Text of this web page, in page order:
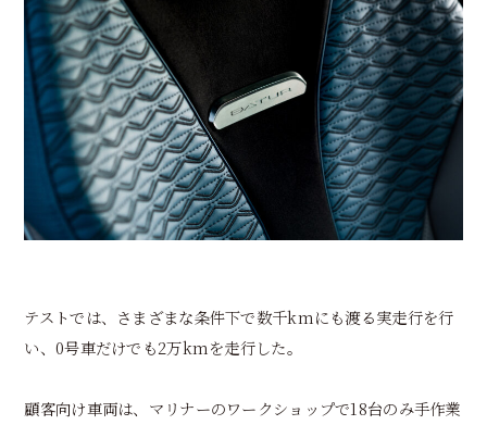
テストでは、さまざまな条件下で数千kmにも渡る実走行を行
い、0号車だけでも2万kmを走行した。
顧客向け車両は、マリナーのワークショップで18台のみ手作業